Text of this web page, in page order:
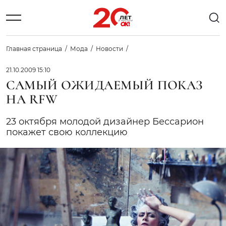
Главная страница Мода Новости
21.10.2009 15:10
САМЫЙ ОЖИДАЕМЫЙ ПОКАЗ
НА RFW
23 октября молодой дизайнер Бессарион
покажет свою коллекцию